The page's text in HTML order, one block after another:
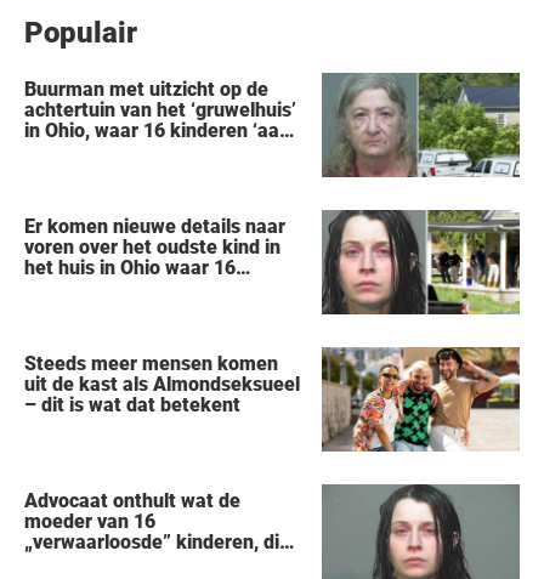
Populair
Buurman met uitzicht op de
achtertuin van het ‘gruwelhuis’
in Ohio, waar 16 kinderen ‘aan
Er komen nieuwe details naar
voren over het oudste kind in
het huis in Ohio waar 16
Steeds meer mensen komen
uit de kast als Almondseksueel
– dit is wat dat betekent
Advocaat onthult wat de
moeder van 16
„verwaarloosde” kinderen, die